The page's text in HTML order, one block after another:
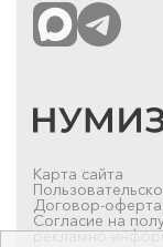
Карта сайта
Договор-оферта
Согласие на
рекламно-